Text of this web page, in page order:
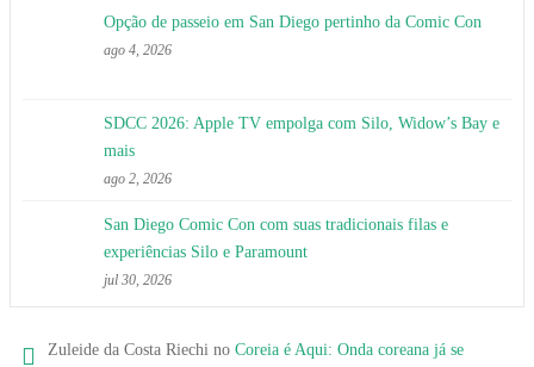
Opção de passeio em San Diego pertinho da Comic Con
ago 4, 2026
SDCC 2026: Apple TV empolga com Silo, Widow’s Bay e
mais
ago 2, 2026
San Diego Comic Con com suas tradicionais filas e
experiências Silo e Paramount
jul 30, 2026
Zuleide da Costa Riechi no Coreia é Aqui: Onda coreana já se